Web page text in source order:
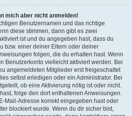
mich aber nicht anmelden!
Benutzernamen und das richtige
diese stimmen, dann gibt es zwei
ist und du angegeben hast, dass du
bzw. einer deiner Eltern oder deiner
folgen, die du erhalten hast. Wenn
Benutzerkonto vielleicht aktiviert werden. Bei
angemeldeten Mitglieder erst freigeschaltet
selbst erledigen oder ein Administrator. Bei
ob eine Aktivierung nötig ist oder nicht.
folge den dort enthaltenen Anweisungen.
Mail-Adresse korrekt eingegeben hast oder
blockiert wurde. Wenn du dir sicher bist,